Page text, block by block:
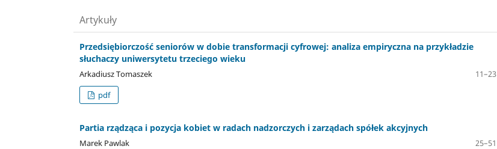
Artykuły
Przedsiębiorczość seniorów w dobie transformacji cyfrowej: analiza empiryczna na przykładzie
słuchaczy uniwersytetu trzeciego wieku
Arkadiusz Tomaszek
11–23
pdf
Partia rządząca i pozycja kobiet w radach nadzorczych i zarządach spółek akcyjnych
Marek Pawlak
25–51